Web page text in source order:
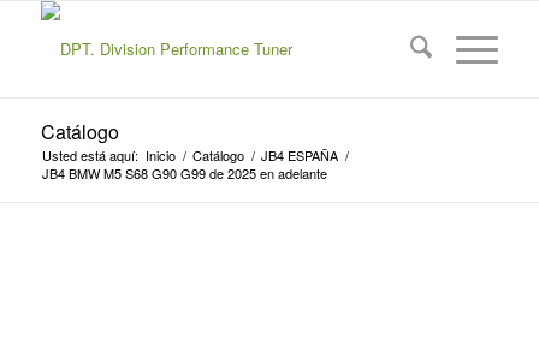
Catálogo
Usted está aquí: Inicio / Catálogo / JB4 ESPAÑA /
JB4 BMW M5 S68 G90 G99 de 2025 en adelante